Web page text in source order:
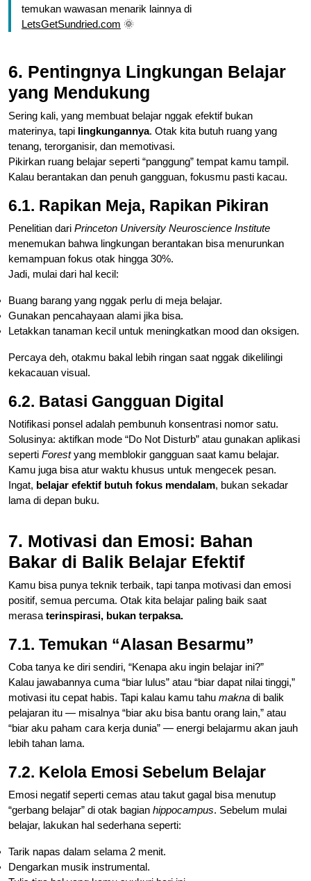
temukan wawasan menarik lainnya di
LetsGetSundried.com 🌞
6. Pentingnya Lingkungan Belajar
yang Mendukung
Sering kali, yang membuat belajar nggak efektif bukan
materinya, tapi lingkungannya. Otak kita butuh ruang yang
tenang, terorganisir, dan memotivasi.
Pikirkan ruang belajar seperti “panggung” tempat kamu tampil.
Kalau berantakan dan penuh gangguan, fokusmu pasti kacau.
6.1. Rapikan Meja, Rapikan Pikiran
Penelitian dari Princeton University Neuroscience Institute
menemukan bahwa lingkungan berantakan bisa menurunkan
kemampuan fokus otak hingga 30%.
Jadi, mulai dari hal kecil:
Buang barang yang nggak perlu di meja belajar.
Gunakan pencahayaan alami jika bisa.
Letakkan tanaman kecil untuk meningkatkan mood dan oksigen.
Percaya deh, otakmu bakal lebih ringan saat nggak dikelilingi
kekacauan visual.
6.2. Batasi Gangguan Digital
Notifikasi ponsel adalah pembunuh konsentrasi nomor satu.
Solusinya: aktifkan mode “Do Not Disturb” atau gunakan aplikasi
seperti Forestyang memblokir gangguan saat kamu belajar.
Kamu juga bisa atur waktu khusus untuk mengecek pesan.
Ingat, belajar efektif butuh fokus mendalam, bukan sekadar
lama di depan buku.
7. Motivasi dan Emosi: Bahan
Bakar di Balik Belajar Efektif
Kamu bisa punya teknik terbaik, tapi tanpa motivasi dan emosi
positif, semua percuma. Otak kita belajar paling baik saat
merasa terinspirasi, bukan terpaksa.
7.1. Temukan “Alasan Besarmu”
Coba tanya ke diri sendiri, “Kenapa aku ingin belajar ini?”
Kalau jawabannya cuma “biar lulus” atau “biar dapat nilai tinggi,”
motivasi itu cepat habis. Tapi kalau kamu tahu makna di balik
pelajaran itu — misalnya “biar aku bisa bantu orang lain,” atau
“biar aku paham cara kerja dunia” — energi belajarmu akan jauh
lebih tahan lama.
7.2. Kelola Emosi Sebelum Belajar
Emosi negatif seperti cemas atau takut gagal bisa menutup
“gerbang belajar” di otak bagian hippocampus. Sebelum mulai
belajar, lakukan hal sederhana seperti:
Tarik napas dalam selama 2 menit.
Dengarkan musik instrumental.